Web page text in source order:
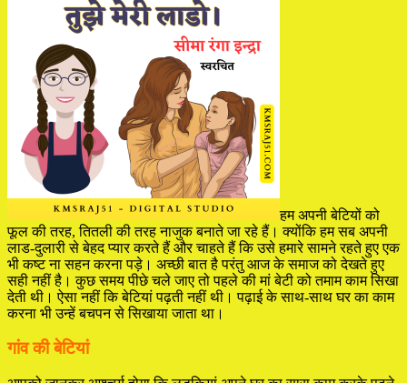
हम अपनी बेटियों को
फूल की तरह, तितली की तरह नाजुक बनाते जा रहे हैं। क्योंकि हम सब अपनी
लाड-दुलारी से बेहद प्यार करते हैं और चाहते हैं कि उसे हमारे सामने रहते हुए एक
भी कष्ट ना सहन करना पड़े। अच्छी बात है परंतु आज के समाज को देखते हुए
सही नहीं है। कुछ समय पीछे चले जाए तो पहले की मां बेटी को तमाम काम सिखा
देती थी। ऐसा नहीं कि बेटियां पढ़ती नहीं थी। पढ़ाई के साथ-साथ घर का काम
करना भी उन्हें बचपन से सिखाया जाता था।
गांव की बेटियां